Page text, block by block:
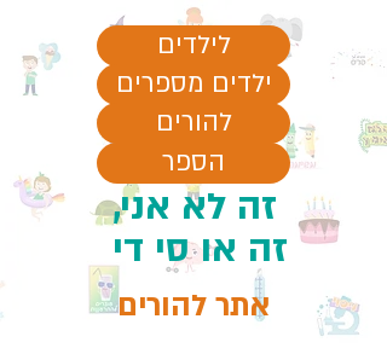
לילדים
ילדים מספרים
להורים
הספר
זה לא אני,
זה או סי די
אתר להורים